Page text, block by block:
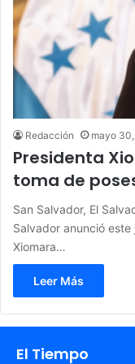
Redacción mayo
Presidenta
toma de
San Salvador, El
Salvador anunció
Xiomara…
Leer Más
El Tiempo